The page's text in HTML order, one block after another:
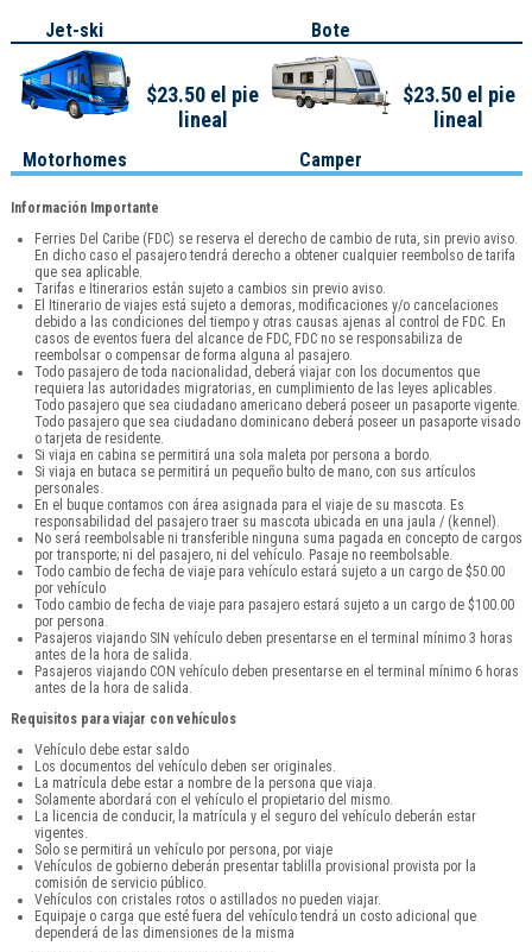
Jet-ski Bote
Motorhomes
$23.50 el pie
lineal
Camper
$23.50 el pie
lineal
Información Importante
Ferries Del Caribe (FDC) se reserva el derecho de cambio de ruta, sin previo aviso.
En dicho caso el pasajero tendrá derecho a obtener cualquier reembolso de tarifa
que sea aplicable.
Tarifas e Itinerarios están sujeto a cambios sin previo aviso.
El Itinerario de viajes está sujeto a demoras, modificaciones y/o cancelaciones
debido a las condiciones del tiempo y otras causas ajenas al control de FDC. En
casos de eventos fuera del alcance de FDC, FDC no se responsabiliza de
reembolsar o compensar de forma alguna al pasajero.
Todo pasajero de toda nacionalidad, deberá viajar con los documentos que
requiera las autoridades migratorias, en cumplimiento de las leyes aplicables.
Todo pasajero que sea ciudadano americano deberá poseer un pasaporte vigente.
Todo pasajero que sea ciudadano dominicano deberá poseer un pasaporte visado
o tarjeta de residente.
Si viaja en cabina se permitirá una sola maleta por persona a bordo.
Si viaja en butaca se permitirá un pequeño bulto de mano, con sus artículos
personales.
En el buque contamos con área asignada para el viaje de su mascota. Es
responsabilidad del pasajero traer su mascota ubicada en una jaula / (kennel).
No será reembolsable ni transferible ninguna suma pagada en concepto de cargos
por transporte; ni del pasajero, ni del vehículo. Pasaje no reembolsable.
Todo cambio de fecha de viaje para vehículo estará sujeto a un cargo de $50.00
por vehículo
Todo cambio de fecha de viaje para pasajero estará sujeto a un cargo de $100.00
por persona.
Pasajeros viajando SIN vehículo deben presentarse en el terminal mínimo 3 horas
antes de la hora de salida.
Pasajeros viajando CON vehículo deben presentarse en el terminal mínimo 6 horas
antes de la hora de salida.
Requisitos para viajar con vehículos
Vehículo debe estar saldo
Los documentos del vehículo deben ser originales.
La matrícula debe estar a nombre de la persona que viaja.
Solamente abordará con el vehículo el propietario del mismo.
La licencia de conducir, la matrícula y el seguro del vehículo deberán estar
vigentes.
Solo se permitirá un vehículo por persona, por viaje
Vehículos de gobierno deberán presentar tablilla provisional provista por la
comisión de servicio público.
Vehículos con cristales rotos o astillados no pueden viajar.
Equipaje o carga que esté fuera del vehículo tendrá un costo adicional que
dependerá de las dimensiones de la misma